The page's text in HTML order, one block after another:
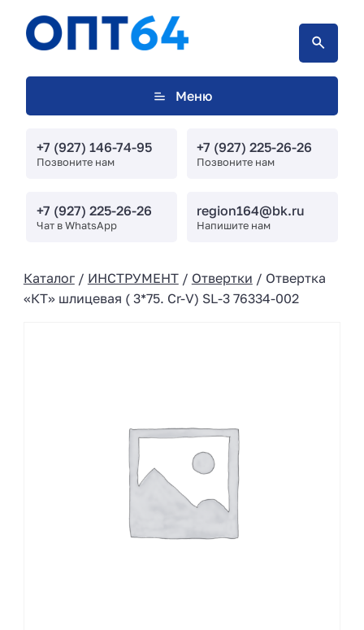
Меню
+7 (927) 146-74-95
Позвоните нам
+7 (927) 225-26-26
Позвоните нам
+7 (927) 225-26-26
Чат в WhatsApp
region164@bk.ru
Напишите нам
Каталог/ ИНСТРУМЕНТ/ Отвертки / Отвертка
«КТ» шлицевая ( 3*75. Cr-V) SL-3 76334-002